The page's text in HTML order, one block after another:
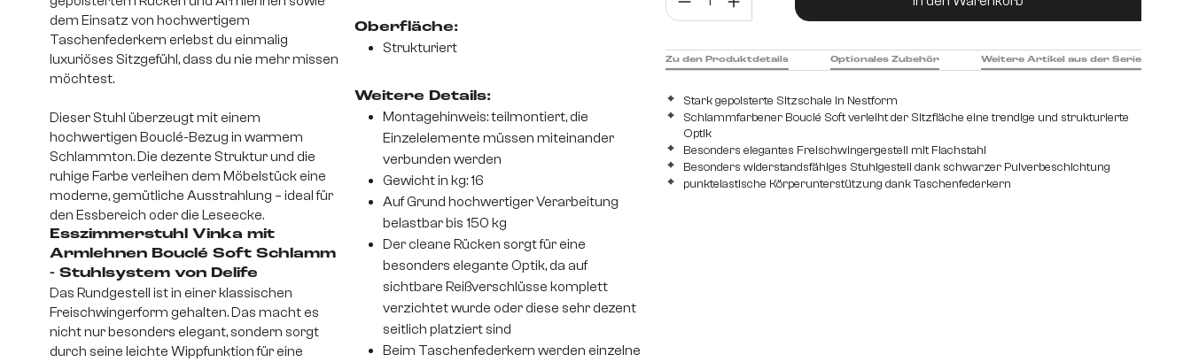
Stark gepolsterte Sitzschale in Nestform
Schlammfarbener Bouclé Soft verleiht der Sitzfläche eine trendige und strukturierte
Optik
Besonders elegantes Freischwingergestell mit Flachstahl
Besonders widerstandsfähiges Stuhlgestell dank schwarzer Pulverbeschichtung
punktelastische Körperunterstützung dank Taschenfederkern
Zu den Produktdetails Optionales Zubehör Weitere Artikel aus der Serie
dem Einsatz von hochwertigem
Taschenfederkern erlebst du einmalig
luxuriöses Sitzgefühl, dass du nie mehr missen
möchtest.
Dieser Stuhl überzeugt mit einem
hochwertigen Bouclé-Bezug in warmem
Schlammton. Die dezente Struktur und die
ruhige Farbe verleihen dem Möbelstück eine
moderne, gemütliche Ausstrahlung – ideal für
den Essbereich oder die Leseecke.
Esszimmerstuhl Vinka mit
Armlehnen Bouclé Soft Schlamm
- Stuhlsystem von Delife
Das Rundgestell ist in einer klassischen
Freischwingerform gehalten. Das macht es
nicht nur besonders elegant, sondern sorgt
durch seine leichte Wippfunktion für eine
Oberfläche:
Strukturiert
Weitere Details:
Montagehinweis: teilmontiert, die
Einzelelemente müssen miteinander
verbunden werden
Gewicht in kg: 16
Auf Grund hochwertiger Verarbeitung
belastbar bis 150 kg
Der cleane Rücken sorgt für eine
besonders elegante Optik, da auf
sichtbare Reißverschlüsse komplett
verzichtet wurde oder diese sehr dezent
seitlich platziert sind
Beim Taschenfederkern werden einzelne